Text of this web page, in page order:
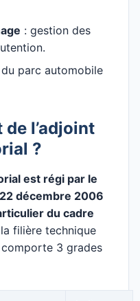
: gestion des
parc automobile
l’adjoint
?
est régi par le
décembre 2006
du cadre
filière technique
3 grades